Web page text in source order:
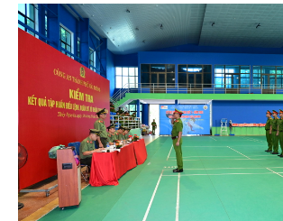
Đối với tự mình, phải
CẦN, KIỆM, LIÊM,
Đối với đồng sự, phải
THÂN ÁI GIÚP ĐỠ
Đối với chính phủ, phải
TUYỆT ĐỐI TRUNG
Đối với nhân dân, phải
KÍNH TRỌNG LỄ PHÉP